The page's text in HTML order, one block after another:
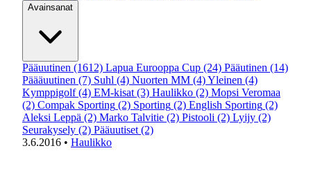
Avainsanat
Pääuutinen (1612) Lapua Eurooppa Cup (24) Pääutinen (14)
Päääuutinen (7) Suhl (4) Nuorten MM (4)Yleinen (4)
Kymppigolf (4) EM-kisat (3) Haulikko (2) Mopsi Veromaa
(2) Compak Sporting (2) Sporting (2) English Sporting (2)
Aleksi Leppä (2) Marko Talvitie (2) Pistooli (2) Lyijy (2)
Seurakysely (2) Pääuutiset (2)
3.6.2016 • Haulikko